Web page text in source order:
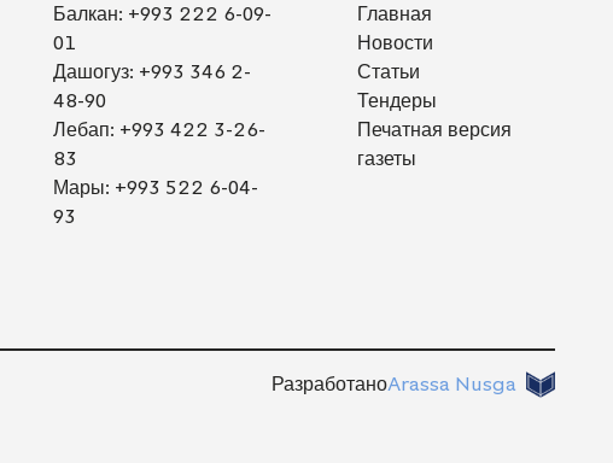
Балкан: +993 222 6-09-
01
Дашогуз: +993 346 2-
48-90
Лебап: +993 422 3-26-
83
Мары: +993 522 6-04-
93
Главная
Новости
Статьи
Тендеры
Печатная версия
газеты
РазработаноArassa Nusga